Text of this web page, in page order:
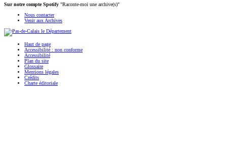
Sur notre compte Spotify "Raconte-moi une archive(s)"
Nous contacter
Venir aux Archives
Haut de page
Accessibilité : non conforme
Accessibilité
Plan du site
Glossaire
Mentions légales
Crédits
Charte éditoriale